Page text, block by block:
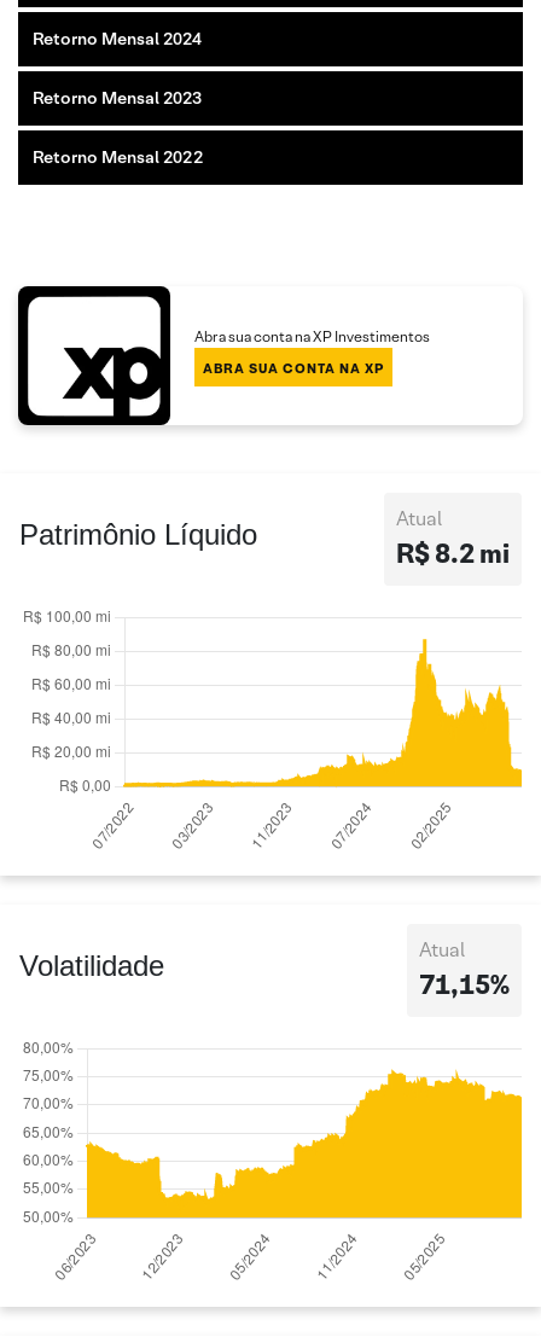
Retorno Mensal 2024
Retorno Mensal 2023
Retorno Mensal 2022
Abra sua conta na XP Investimentos
ABRA SUA CONTA NA XP
Patrimônio Líquido Atual
R$ 8.2 mi
Volatilidade Atual
71,15%